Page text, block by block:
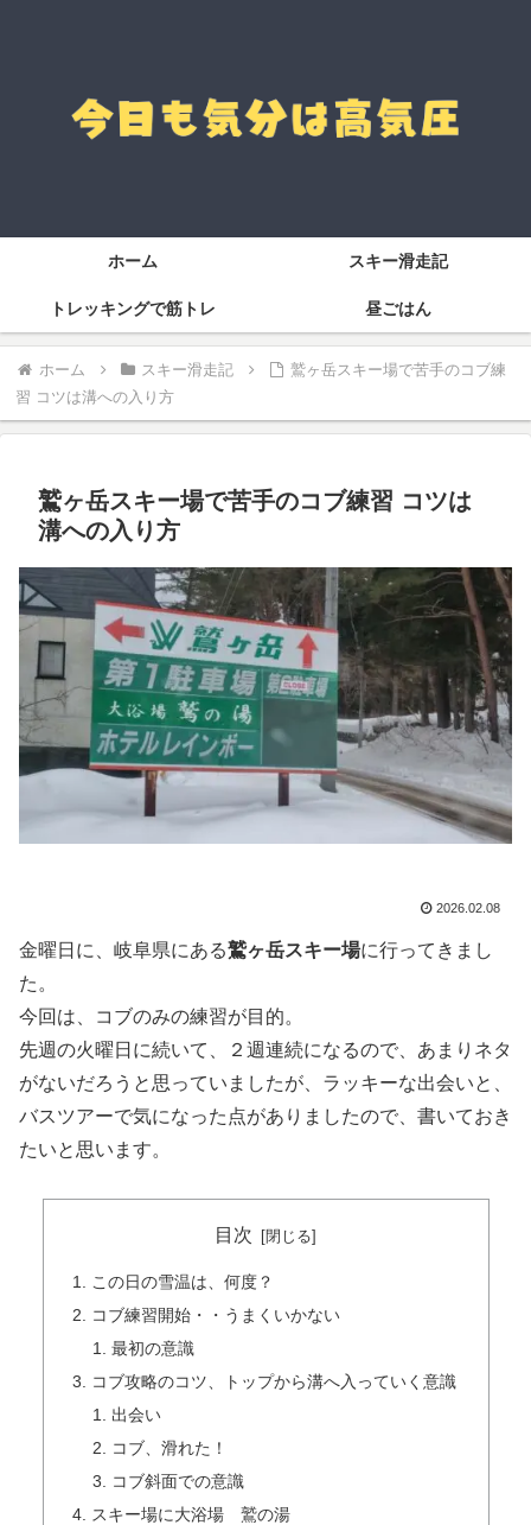
ホーム スキー滑走記
トレッキングで筋トレ 昼ごはん
ホーム スキー滑走記
鷲ヶ岳スキー場で苦手のコブ練
習 コツは溝への入り方
鷲ヶ岳スキー場で苦手のコブ練習 コツは
溝への入り方
2026.02.08
金曜日に、岐阜県にある鷲ヶ岳スキー場に行ってきまし
た。
今回は、コブのみの練習が目的。
先週の火曜日に続いて、２週連続になるので、あまりネタ
がないだろうと思っていましたが、ラッキーな出会いと、
バスツアーで気になった点がありましたので、書いておき
たいと思います。
目次
この日の雪温は、何度？
コブ練習開始・・うまくいかない
最初の意識
コブ攻略のコツ、トップから溝へ入っていく意識
出会い
コブ、滑れた！
コブ斜面での意識
スキー場に大浴場 鷲の湯